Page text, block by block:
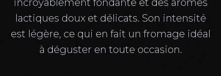
lactiques doux et délicats. Son intensité
est légère, ce qui en fait un fromage idéal
à déguster en toute occasion.